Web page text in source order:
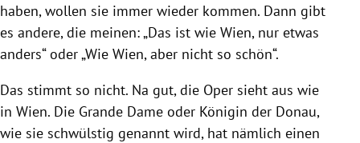
haben, wollen sie immer wieder kommen. Dann gibt
es andere, die meinen: „Das ist wie Wien, nur etwas
anders“ oder „Wie Wien, aber nicht so schön“.
Das stimmt so nicht. Na gut, die Oper sieht aus wie
in Wien. Die Grande Dame oder Königin der Donau,
wie sie schwülstig genannt wird, hat nämlich einen